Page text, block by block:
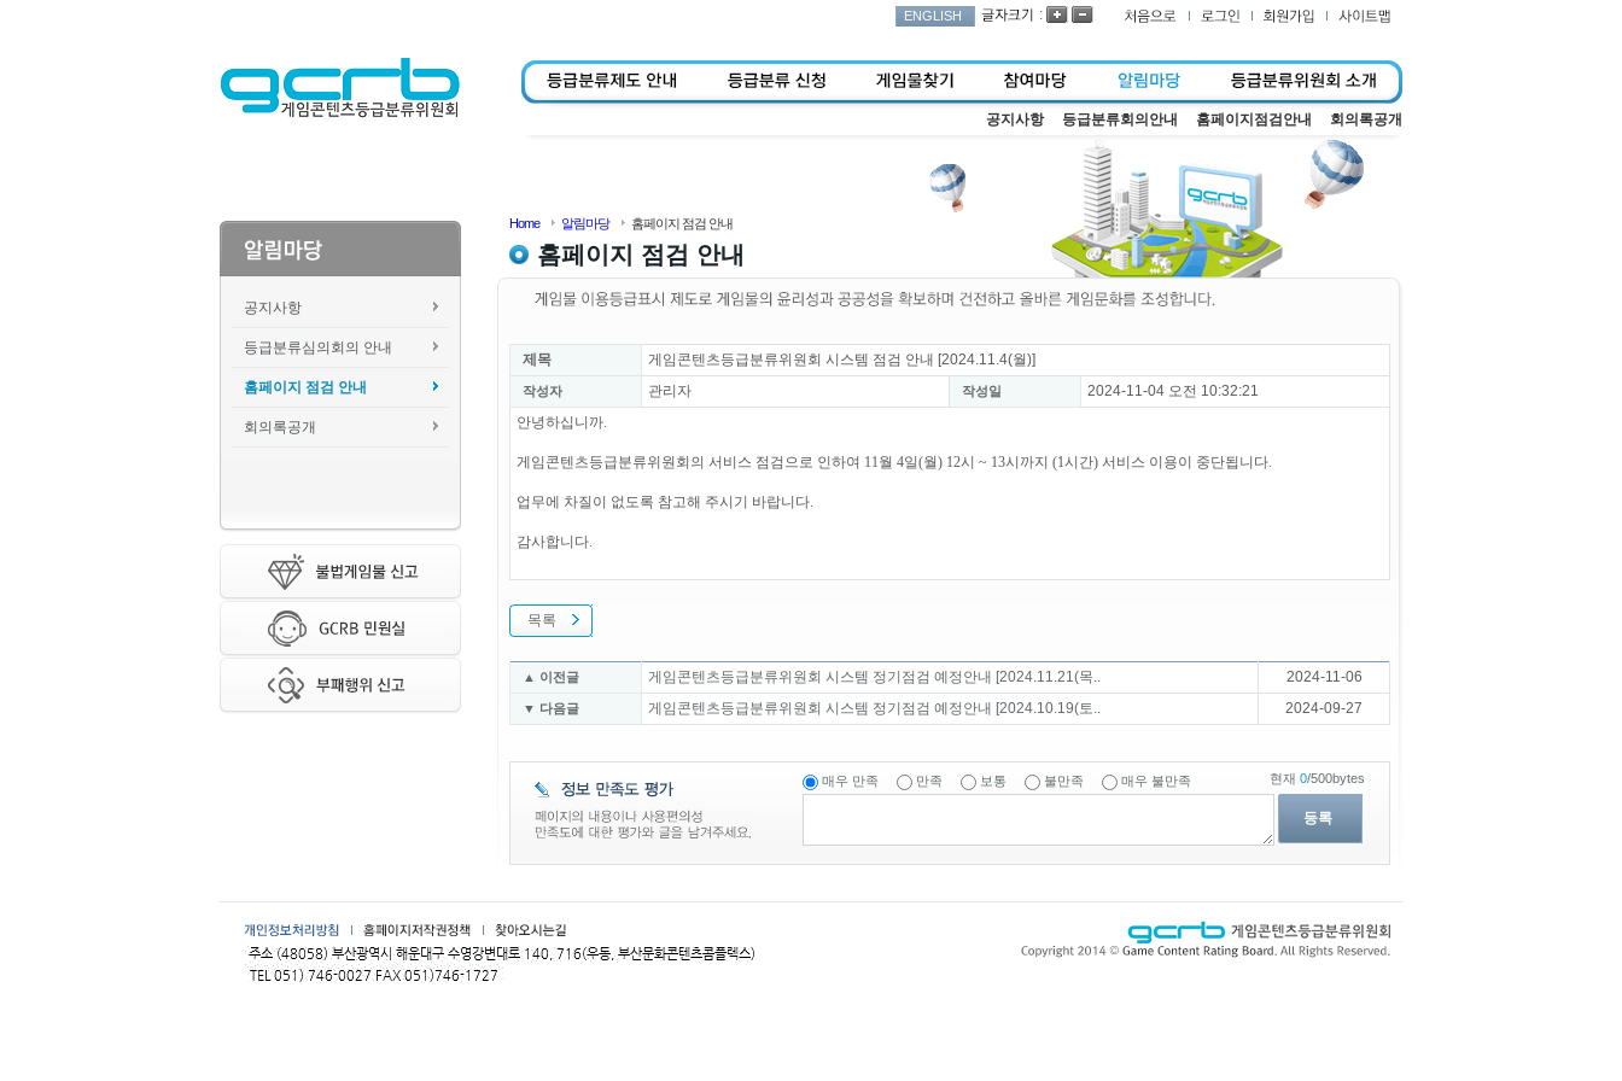
ENGLISH :
공지사항 등급분류회의안내 홈페이지점검안내 회의록공개
공지사항
등급분류심의회의 안내
홈페이지 점검 안내
회의록공개
Home 알림마당 홈페이지 점검 안내
홈페이지 점검 안내
제목 게임콘텐츠등급분류위원회 시스템 점검 안내 [2024.11.4(월)]
작성자 관리자 작성일
2024-11-04 오전 10:32:21
안녕하십니까.
게임콘텐츠등급분류위원회의 서비스 점검으로 인하여 11월 4일(월) 12시 ~ 13시까지 (1시간) 서비스 이용이 중단됩니다.
업무에 차질이 없도록 참고해 주시기 바랍니다.
감사합니다.
목록
▲ 이전글 게임콘텐츠등급분류위원회 시스템 정기점검 예정안내 [2024.11.21(목.. 2024-11-06
▼ 다음글 게임콘텐츠등급분류위원회 시스템 정기점검 예정안내 [2024.10.19(토.. 2024-09-27
매우 만족 만족 보통 불만족 매우 불만족
등록
현재 0/500bytes